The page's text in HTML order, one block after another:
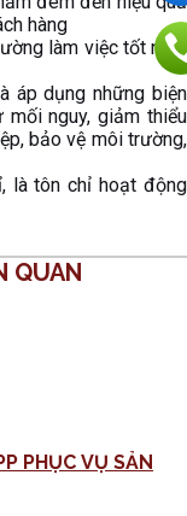
hàng
làm việc tốt nhất
áp dụng những biện
nguy, giảm thiểu
bảo vệ môi trường,
là tôn chỉ hoạt động
QUAN
PHỤC VỤ SẢN